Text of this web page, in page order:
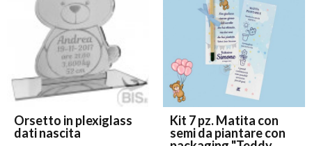
Orsetto in plexiglass
dati nascita
Kit 7 pz. Matita con
semi da piantare con